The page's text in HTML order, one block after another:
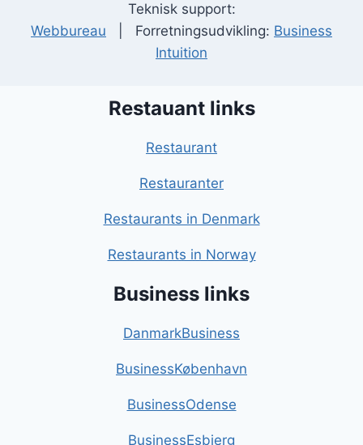
Teknisk support:
Webbureau | Forretningsudvikling: Business
Intuition
Restauant links
Restaurant
Restauranter
Restaurants in Denmark
Restaurants in Norway
Business links
DanmarkBusiness
BusinessKøbenhavn
BusinessOdense
BusinessEsbjerg